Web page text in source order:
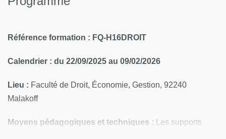
Référence formation : FQ-H16DROIT
Calendrier : du 22/09/2025 au 09/02/2026
Lieu : Faculté de Droit, Économie, Gestion, 92240
Malakoff
Moyens pédagogiques et techniques :
Les supports